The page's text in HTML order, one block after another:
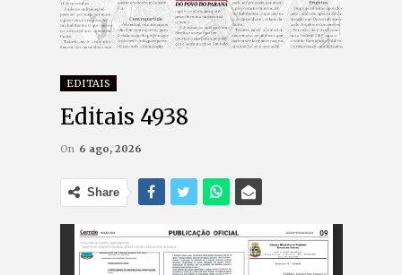
EDITAIS
Editais 4938
On 6 ago, 2026
Share